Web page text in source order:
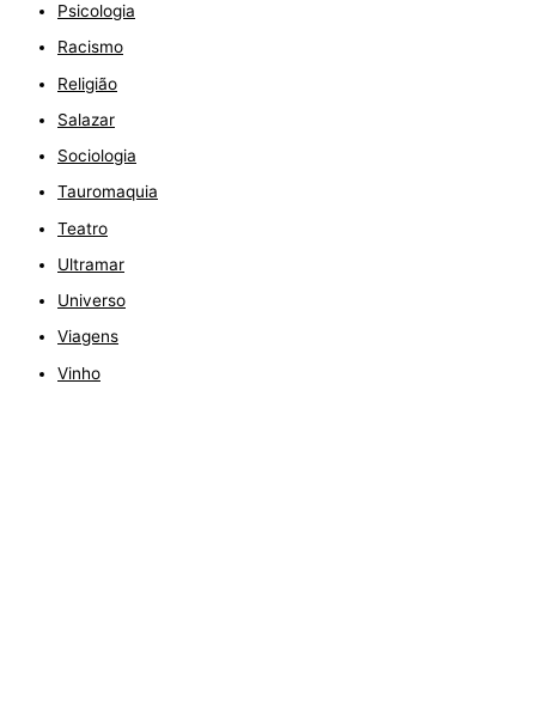
Psicologia
Racismo
Religião
Salazar
Sociologia
Tauromaquia
Teatro
Ultramar
Universo
Viagens
Vinho